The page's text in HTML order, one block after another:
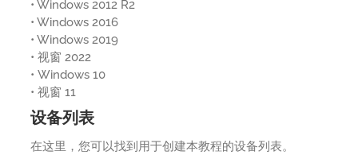
• Windows 2012 R2
• Windows 2016
• Windows 2019
• 视窗 2022
• Windows 10
• 视窗 11
设备列表
在这里，您可以找到用于创建本教程的设备列表。